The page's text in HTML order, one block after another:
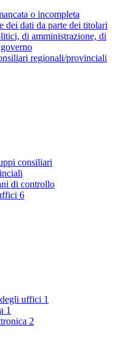
o incompleta
dei dati da parte dei titolari
di amministrazione, di
regionali/provinciali
consiliari
di controllo
6
uffici 1
1
2